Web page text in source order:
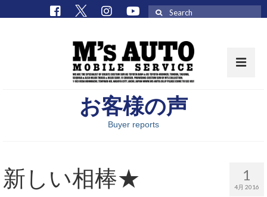
取扱車種一覧
M’sCollectionパーツ一覧
お客様の声
Buyer reports
1
4月 2016
新しい相棒★